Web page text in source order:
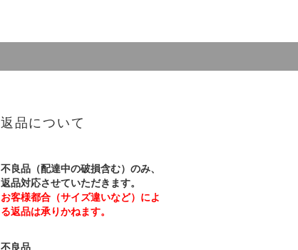
返品について
不良品（配達中の破損含む）のみ、
返品対応させていただきます。
お客様都合（サイズ違いなど）によ
る返品は承りかねます。
不良品